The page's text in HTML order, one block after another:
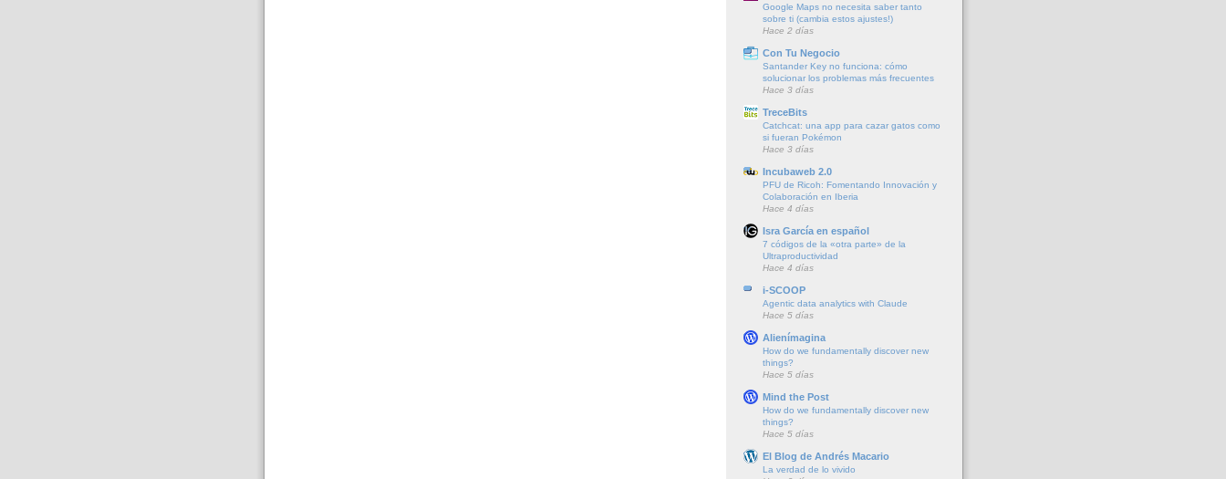
Google Maps no necesita saber tanto
sobre ti (cambia estos ajustes!)
Hace 2 días
Con Tu Negocio
Santander Key no funciona: cómo
solucionar los problemas más frecuentes
Hace 3 días
TreceBits
Catchcat: una app para cazar gatos como
si fueran Pokémon
Hace 3 días
Incubaweb 2.0
PFU de Ricoh: Fomentando Innovación y
Colaboración en Iberia
Hace 4 días
Isra García en español
7 códigos de la «otra parte» de la
Ultraproductividad
Hace 4 días
i-SCOOP
Agentic data analytics with Claude
Hace 5 días
Alienímagina
How do we fundamentally discover new
things?
Hace 5 días
Mind the Post
How do we fundamentally discover new
things?
Hace 5 días
El Blog de Andrés Macario
La verdad de lo vivido